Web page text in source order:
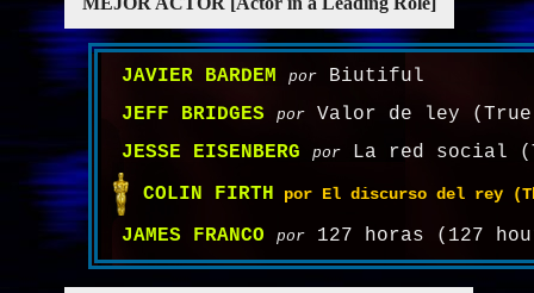
JAVIER BARDEM por Biutiful
JEFF BRIDGES
por Valor de ley
JESSE EISENBERG
por La red social
COLIN FIRTH por El discurso del rey
JAMES FRANCO por 127 horas (127